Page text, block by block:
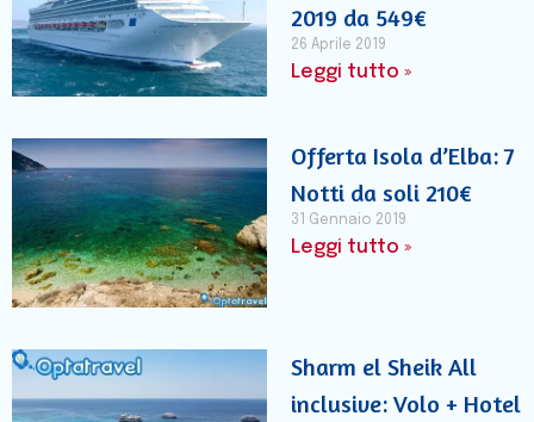
2019 da 549€
26 Aprile 2019
Leggi tutto »
Offerta Isola d’Elba: 7
Notti da soli 210€
31 Gennaio 2019
Leggi tutto »
Sharm el Sheik All
inclusive: Volo + Hotel